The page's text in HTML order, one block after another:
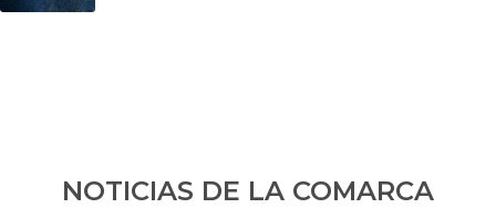
NOTICIAS DE LA COMARCA